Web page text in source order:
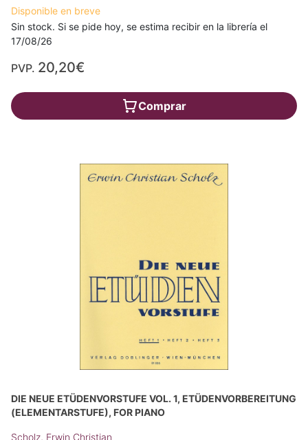
Disponible en breve
Sin stock. Si se pide hoy, se estima recibir en la librería el
17/08/26
PVP. 20,20€
Comprar
DIE NEUE ETÜDENVORSTUFE VOL. 1, ETÜDENVORBEREITUNG
(ELEMENTARSTUFE), FOR PIANO
Scholz, Erwin Christian